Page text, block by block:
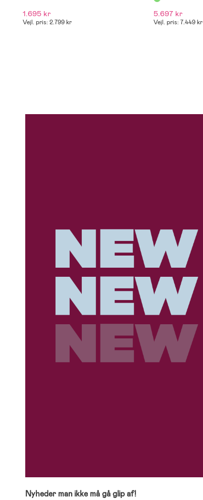
1.695 kr
Vejl. pris: 2.799 kr
5.697 kr
Vejl. pris: 7.449 kr
Nyheder man ikke må gå glip af!